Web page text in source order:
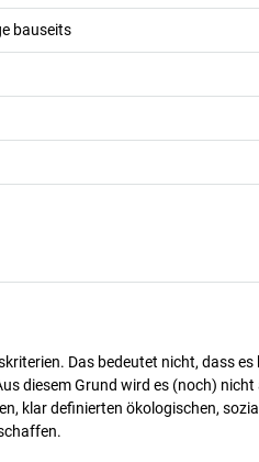
bauseits
Das bedeutet nicht, dass es
diesem Grund wird es (noch)
klar definierten ökologischen,